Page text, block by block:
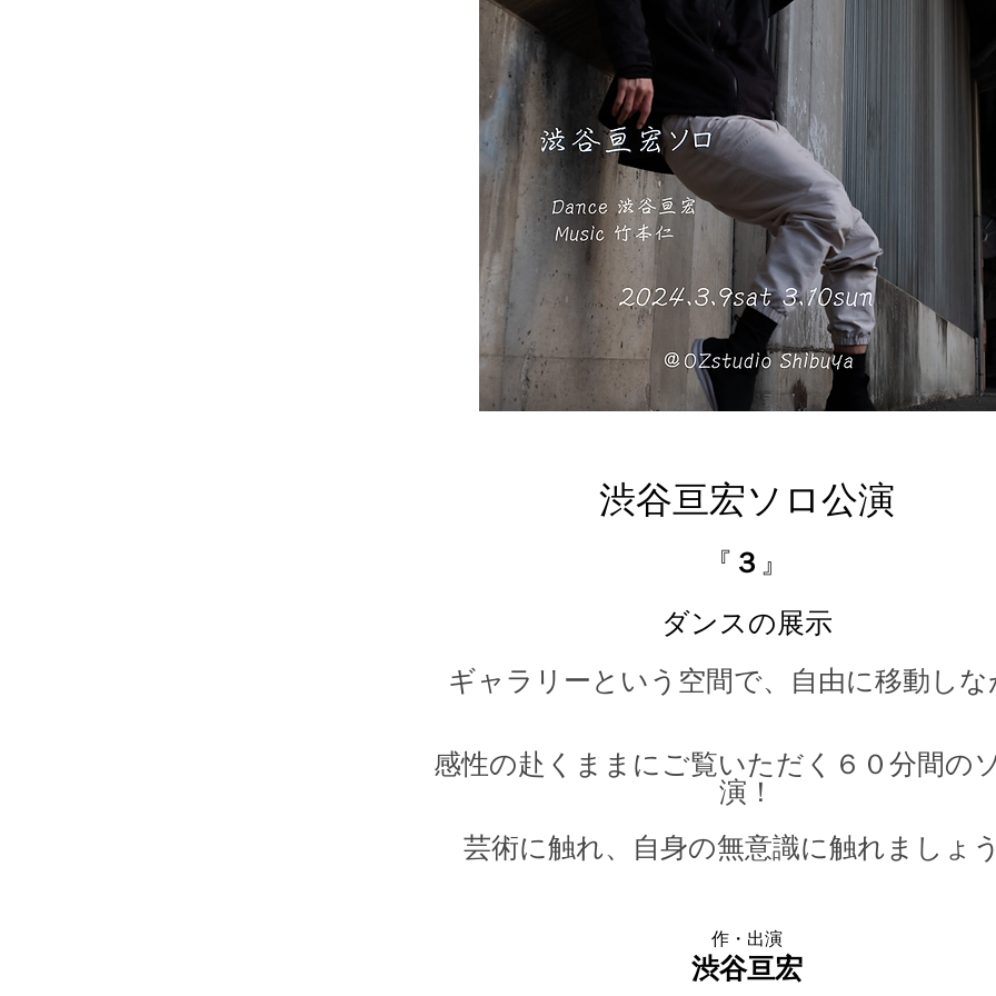
渋谷亘宏ソロ公演
『 ３ 』
ダンスの展示
ギャラリーという空間で、自由に移動しな
感性の赴くままにご覧いただく６０分間の
演！
芸術に触れ、自身の無意識に触れましょう
作・出演
渋谷亘宏